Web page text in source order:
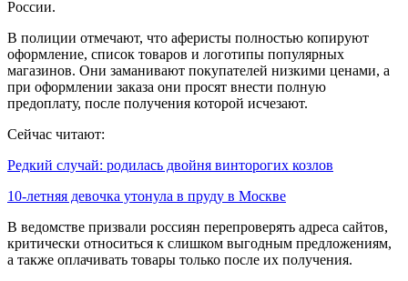
России.
В полиции отмечают, что аферисты полностью копируют
оформление, список товаров и логотипы популярных
магазинов. Они заманивают покупателей низкими ценами, а
при оформлении заказа они просят внести полную
предоплату, после получения которой исчезают.
Сейчас читают:
Редкий случай: родилась двойня винторогих козлов
10-летняя девочка утонула в пруду в Москве
В ведомстве призвали россиян перепроверять адреса сайтов,
критически относиться к слишком выгодным предложениям,
а также оплачивать товары только после их получения.